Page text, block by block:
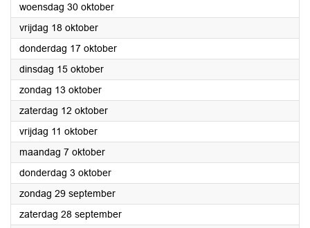
woensdag 30 oktober2024
vrijdag 18 oktober2024
donderdag 17 oktober2024
dinsdag 15 oktober2024
zondag 13 oktober2024
zaterdag 12 oktober2024
vrijdag 11 oktober2024
maandag 7 oktober2024
donderdag 3 oktober2024
zondag 29 september2024
zaterdag 28 september2024